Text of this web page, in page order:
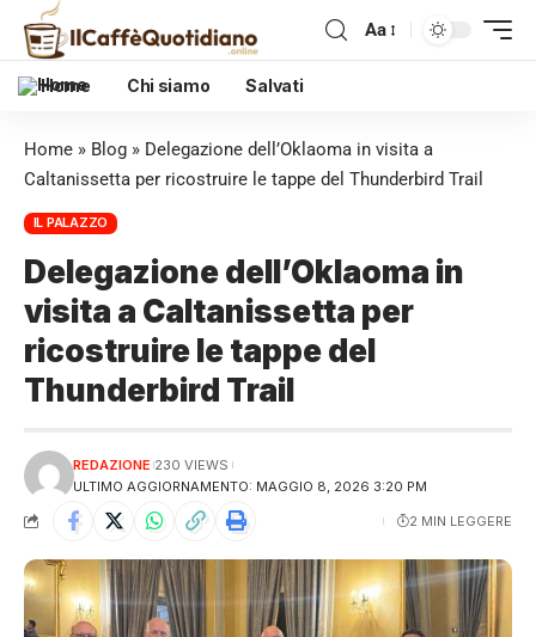
Aa
Home Chi siamo Salvati
Home » Blog » Delegazione dell’Oklaoma in visita a
Caltanissetta per ricostruire le tappe del Thunderbird Trail
IL PALAZZO
Delegazione dell’Oklaoma in
visita a Caltanissetta per
ricostruire le tappe del
Thunderbird Trail
ULTIMO AGGIORNAMENTO: MAGGIO 8, 2026 3:20 PM
REDAZIONE 230 VIEWS
2 MIN LEGGERE